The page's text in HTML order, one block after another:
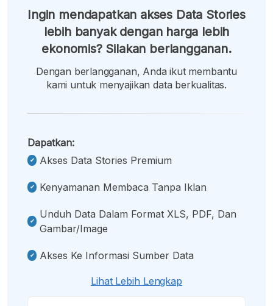
Ingin mendapatkan akses Data Stories
lebih banyak dengan harga lebih
ekonomis? Silakan berlangganan.
Dengan berlangganan, Anda ikut membantu
kami untuk menyajikan data berkualitas.
Dapatkan:
Akses Data Stories Premium
Kenyamanan Membaca Tanpa Iklan
Unduh Data Dalam Format XLS, PDF, Dan
Gambar/image
Akses Ke Informasi Sumber Data
Lihat Lebih Lengkap